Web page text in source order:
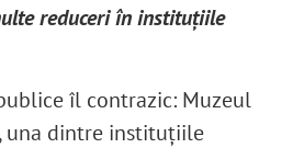
reduceri în instituțiile
îl contrazic: Muzeul
una dintre instituțiile